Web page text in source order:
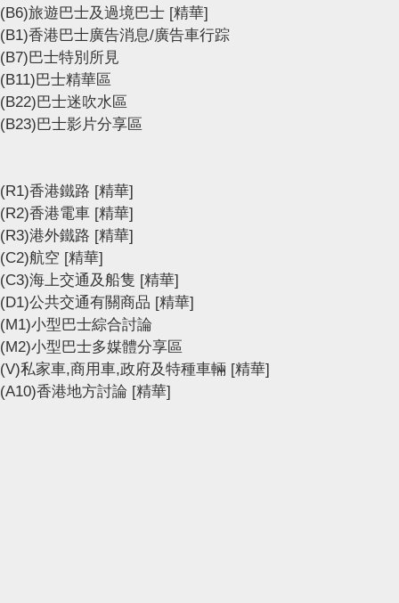
(B6)旅遊巴士及過境巴士 [精華]
(B1)香港巴士廣告消息/廣告車行踪
(B7)巴士特別所見
(B11)巴士精華區
(B22)巴士迷吹水區
(B23)巴士影片分享區
(R1)香港鐵路 [精華]
(R2)香港電車 [精華]
(R3)港外鐵路 [精華]
(C2)航空 [精華]
(C3)海上交通及船隻 [精華]
(D1)公共交通有關商品 [精華]
(M1)小型巴士綜合討論
(M2)小型巴士多媒體分享區
(V)私家車,商用車,政府及特種車輛 [精華]
(A10)香港地方討論 [精華]